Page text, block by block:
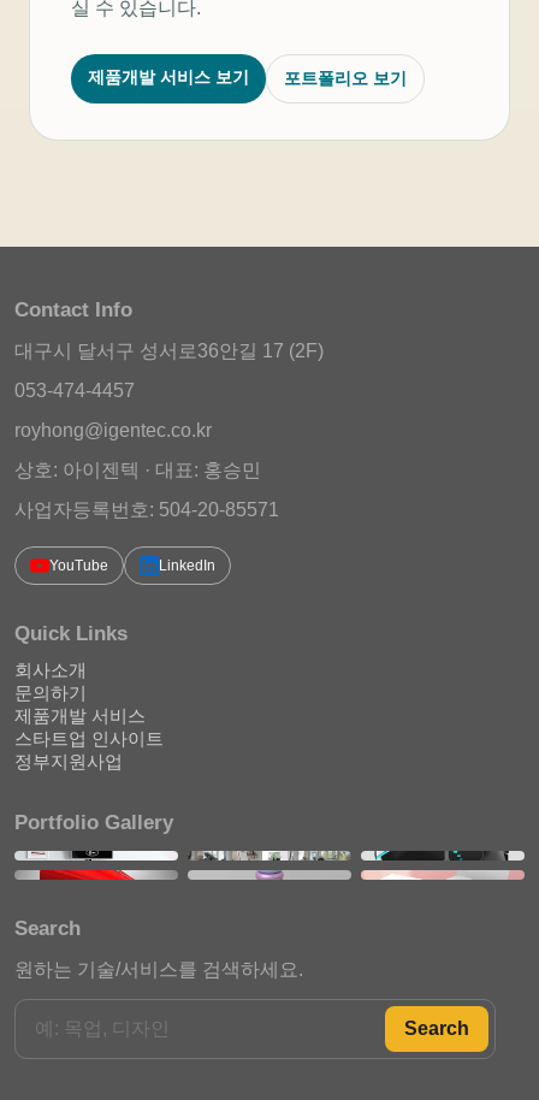
실 수 있습니다.
제품개발 서비스 보기 포트폴리오 보기
Contact Info
대구시 달서구 성서로36안길 17 (2F)
053-474-4457
royhong@igentec.co.kr
상호: 아이젠텍 · 대표: 홍승민
사업자등록번호: 504-20-85571
YouTube LinkedIn
Quick Links
회사소개
문의하기
제품개발 서비스
스타트업 인사이트
정부지원사업
Portfolio Gallery
Search
원하는 기술/서비스를 검색하세요.
Search